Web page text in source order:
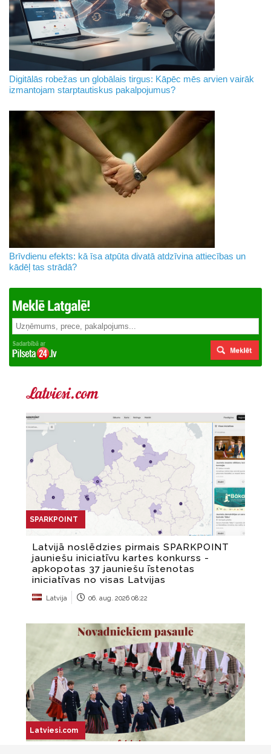
Digitālās robežas un globālais tirgus: Kāpēc mēs arvien vairāk
izmantojam starptautiskus pakalpojumus?
Brīvdienu efekts: kā īsa atpūta divatā atdzīvina attiecības un
kādēļ tas strādā?